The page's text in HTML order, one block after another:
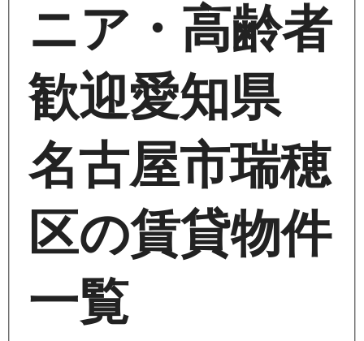
ニア・高齢者
歓迎愛知県
名古屋市瑞穂
区の賃貸物件
一覧